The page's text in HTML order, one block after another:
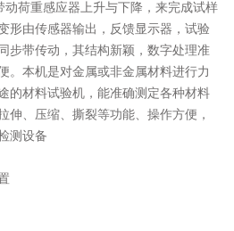
荷重感应器上升与下降，来完成试样
形由传感器输出，反馈显示器，试验
步带传动，其结构新颖，数字处理准
。本机是对金属或非金属材料进行力
的材料试验机，能准确测定各种材料
伸、压缩、撕裂等功能、操作方便，
测设备